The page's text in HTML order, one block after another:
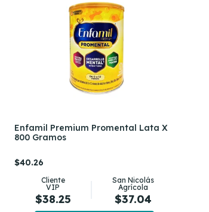
Enfamil Premium Promental Lata X
800 Gramos
$40.26
Cliente
VIP
$38.25
San Nicolás
Agrícola
$37.04